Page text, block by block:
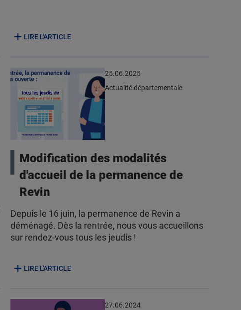
LIRE L'ARTICLE
25.06.2025
Actualité départementale
Modification des modalités
d'accueil de la permanence de
Revin
Depuis le 16 juin, la permanence de Revin a
déménagé. Dès la rentrée, nous vous accueillons
sur rendez-vous tous les jeudis !
LIRE L'ARTICLE
27.06.2024